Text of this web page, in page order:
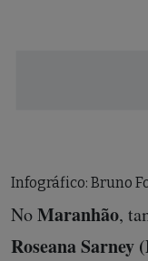
Infográfico: Bruno
NoMaranhão,
Roseana Sarney